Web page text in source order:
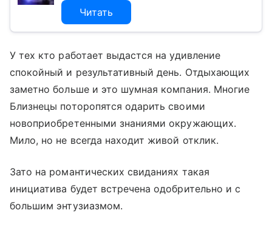
Читать
У тех кто работает выдастся на удивление
спокойный и результативный день. Отдыхающих
заметно больше и это шумная компания. Многие
Близнецы поторопятся одарить своими
новоприобретенными знаниями окружающих.
Мило, но не всегда находит живой отклик.
Зато на романтических свиданиях такая
инициатива будет встречена одобрительно и с
большим энтузиазмом.